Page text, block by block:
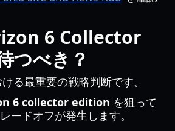
6 Collector
つべき？
る最重要の戦略判断です。
6 collector edition を狙って
ードオフが発生します。